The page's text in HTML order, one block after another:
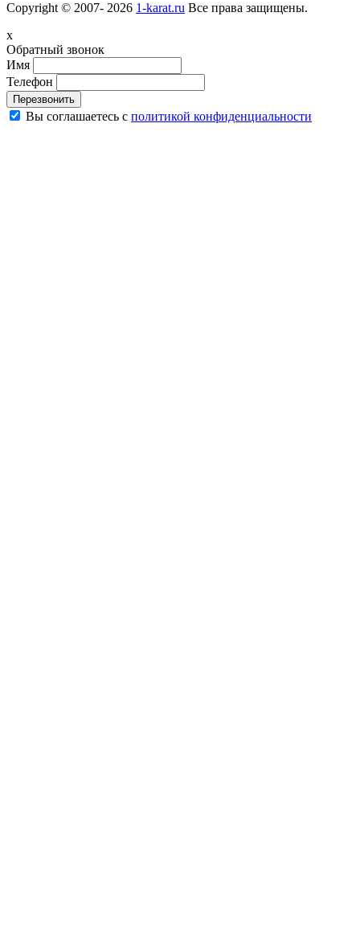
Copyright © 2007- 2026 1-karat.ru Все права защищены.
x
Обратный звонок
Имя
Телефон
Перезвонить
Вы соглашаетесь с политикой конфиденциальности